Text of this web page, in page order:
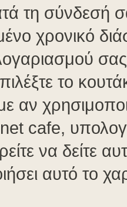
τη σύνδεσή
χρονικό
το
αν
cafe,
να δείτε
αυτό το